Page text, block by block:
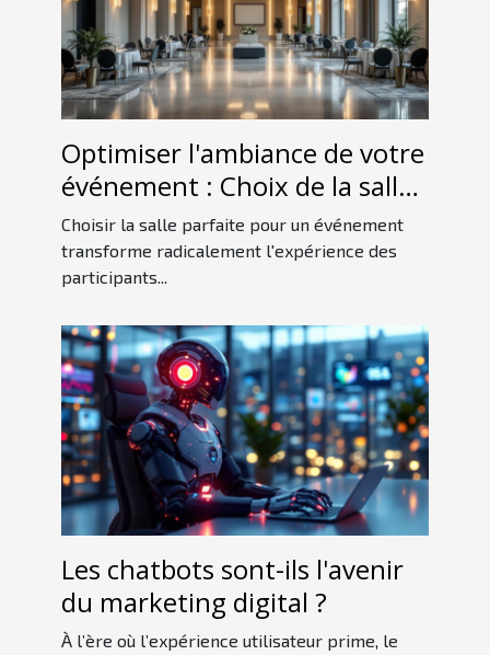
Optimiser l'ambiance de votre
événement : Choix de la salle
idéale
Choisir la salle parfaite pour un événement
transforme radicalement l'expérience des
participants...
Les chatbots sont-ils l'avenir
du marketing digital ?
À l’ère où l’expérience utilisateur prime, le